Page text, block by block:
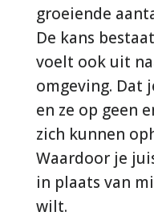
groeiende
De kans
voelt ook uit
omgeving. Dat
en ze op geen
zich kunnen
Waardoor je
in plaats van
wilt.